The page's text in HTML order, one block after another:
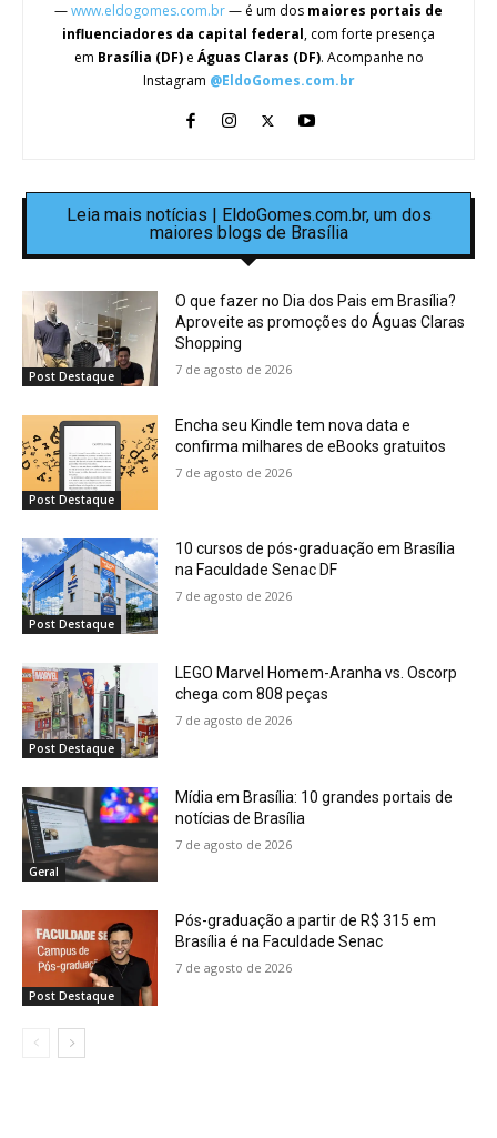
—www.eldogomes.com.br— é um dos maiores portais de
influenciadores da capital federal, com forte presença
em Brasília (DF)e Águas Claras (DF). Acompanhe no
Instagram @EldoGomes.com.br
Leia mais notícias | EldoGomes.com.br, um dos
maiores blogs de Brasília
Post Destaque
O que fazer no Dia dos Pais em Brasília?
Aproveite as promoções do Águas Claras
Shopping
7 de agosto de 2026
Post Destaque
Encha seu Kindle tem nova data e
confirma milhares de eBooks gratuitos
7 de agosto de 2026
Post Destaque
10 cursos de pós-graduação em Brasília
na Faculdade Senac DF
7 de agosto de 2026
Post Destaque
LEGO Marvel Homem-Aranha vs. Oscorp
chega com 808 peças
7 de agosto de 2026
Geral
Mídia em Brasília: 10 grandes portais de
notícias de Brasília
7 de agosto de 2026
Post Destaque
Pós-graduação a partir de R$ 315 em
Brasília é na Faculdade Senac
7 de agosto de 2026